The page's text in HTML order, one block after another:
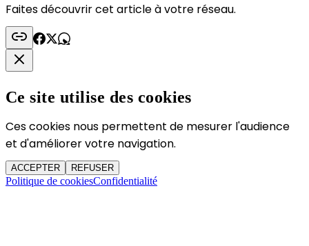
Faites découvrir cet article à votre réseau.
Ce site utilise des cookies
Ces cookies nous permettent de mesurer l'audience
et d'améliorer votre navigation.
ACCEPTER REFUSER
Politique de cookiesConfidentialité